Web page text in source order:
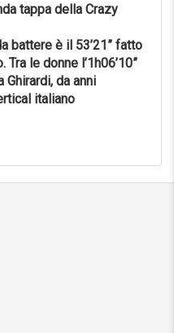
tappa della Crazy
battere è il 53’21” fatto
le donne l’1h06’10”
Ghirardi, da anni
italiano